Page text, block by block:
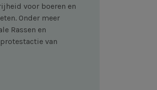
voor boeren en
Onder meer
Rassen en
van